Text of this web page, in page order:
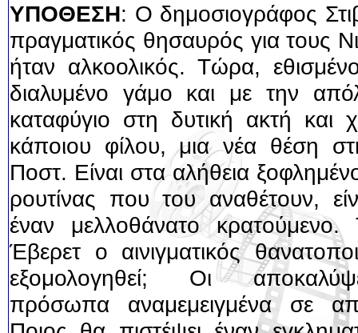
ΥΠΟΘΕΣΗ: Ο δημοσιογράφος
πραγματικός θησαυρός για τους
ήταν αλκοολικός. Τώρα,
διαλυμένο γάμο και με την
καταφύγιο στη δυτική ακτή
κάποιου φίλου, μια νέα θέση
Ποστ. Είναι στα αλήθεια
ρουτίνας που του αναθέτουν,
έναν μελλοθάνατο
Έβερετ ο αινιγματικός
εξομολογηθεί; Οι
πρόσωπα αναμεμειγμένα σε